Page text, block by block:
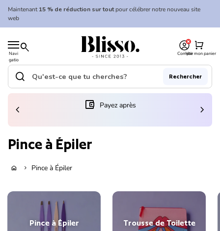
Skip to content
Maintenant15 % de réduction sur toutpour célébrer notre nouveau site
web
Navi
gatio
n
mobil
search
Accueil
CompteVoir mon panier
shopping_cart
Accueil
Recherche"
search Rechercher
(le lien s'ouvre dans un nouvel onglet/fenêtre)
account_balance_wallet Payez après
chevron_left chevron_right
Pince à Épiler
home chevron_right Pince à Épiler
Pince à Épiler Trousse de Toilette